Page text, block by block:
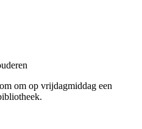
om op vrijdagmiddag een